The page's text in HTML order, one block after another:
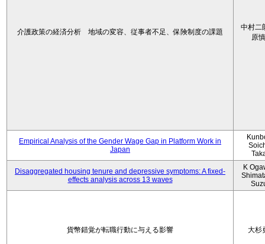
介護政策の経済分析 地域の変容、従事者不足、保険制度の課題
中村二
原
Empirical Analysis of the Gender Wage Gap in Platform Work in
Japan
Disaggregated housing tenure and depressive symptoms: A fixed-
effects analysis across 13 waves
K
貨幣錯覚が転職行動に与える影響 大杉